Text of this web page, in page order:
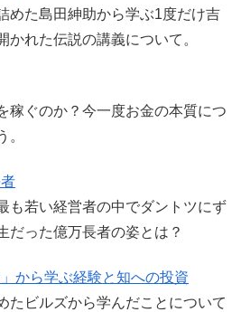
めた島田紳助から学ぶ1度だけ吉
かれた伝説の講義について。
稼ぐのか？今一度お金の本質につ
。
も若い経営者の中でダントツにず
だった億万長者の姿とは？
」から学ぶ経験と知への投資
たビルズから学んだことについて